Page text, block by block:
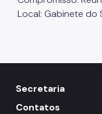
Local: Gabinete do
Secretaria
Contatos